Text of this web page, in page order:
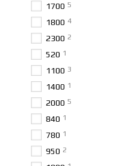
1700 5
1800 4
2300 2
520 1
1100 3
1400 1
2000 5
840 1
780 1
950 2